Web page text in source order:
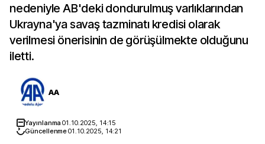
nedeniyle AB'deki dondurulmuş varlıklarından
Ukrayna'ya savaş tazminatı kredisi olarak
verilmesi önerisinin de görüşülmekte olduğunu
iletti.
AA
Yayınlanma01.10.2025, 14:15
Güncellenme01.10.2025, 14:21